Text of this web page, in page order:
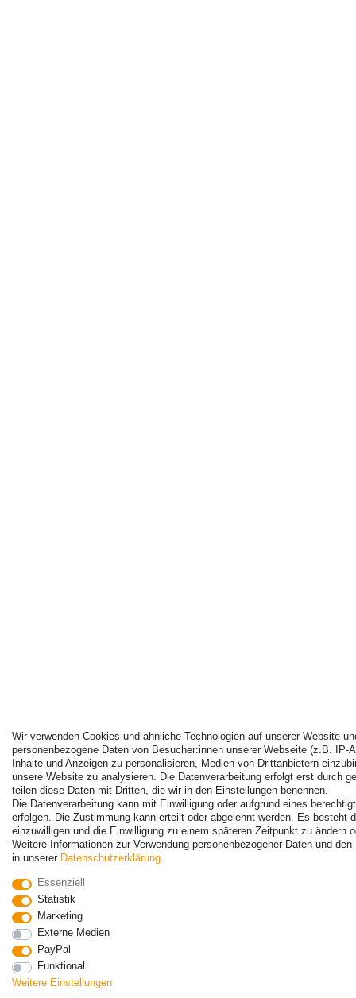
Wir verwenden Cookies und ähnliche Technologien auf unserer Website
personenbezogene Daten von Besucher:innen unserer Webseite (z.B. IP-
Inhalte und Anzeigen zu personalisieren, Medien von Drittanbietern
unsere Website zu analysieren. Die Datenverarbeitung erfolgt erst durch
teilen diese Daten mit Dritten, die wir in den Einstellungen benennen.
Die Datenverarbeitung kann mit Einwilligung oder aufgrund eines
erfolgen. Die Zustimmung kann erteilt oder abgelehnt werden. Es besteht
einzuwilligen und die Einwilligung zu einem späteren Zeitpunkt zu ändern
Weitere Informationen zur Verwendung personenbezogener Daten und
in unserer Daten­schutz­erklärung.
Essenziell
Statistik
Marketing
Externe Medien
PayPal
Funktional
Weitere Einstellungen